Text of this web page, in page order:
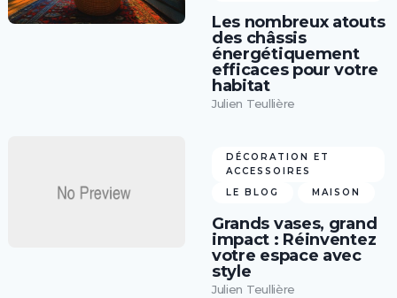
Les nombreux atouts
des châssis
énergétiquement
efficaces pour votre
habitat
Julien Teullière
DÉCORATION ET
ACCESSOIRES
LE BLOG
MAISON
Grands vases, grand
impact : Réinventez
votre espace avec
style
Julien Teullière